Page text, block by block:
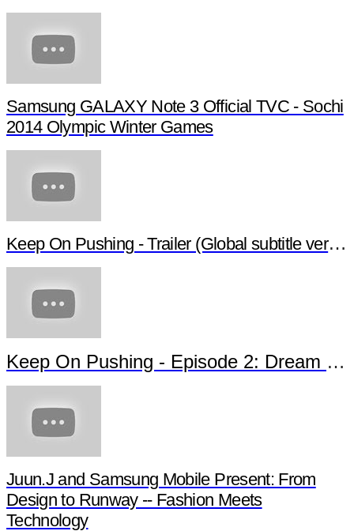
Samsung GALAXY Note 3 Official TVC - Sochi
2014 Olympic Winter Games
Keep On Pushing - Trailer (Global subtitle
Keep On Pushing - Episode 2: Dream of
Juun.J and Samsung Mobile Present: From
Design to Runway -- Fashion Meets
Technology